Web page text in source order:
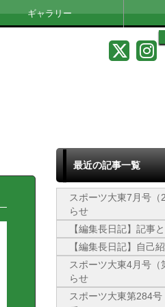
ギャラリー
最近の記事一覧
スポーツ大東7月号
らせ
【編集長日記】記事
【編集長日記】自己
スポーツ大東4月号
らせ
スポーツ大東第284